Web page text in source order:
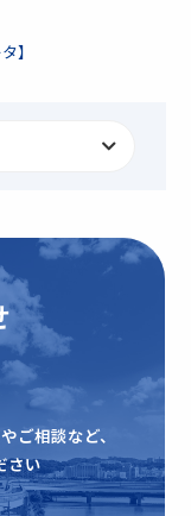
】
ご相談など、
さい